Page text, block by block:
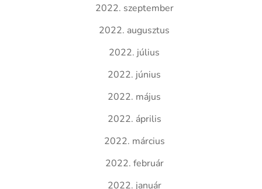
2022. szeptember
2022. augusztus
2022. július
2022. június
2022. május
2022. április
2022. március
2022. február
2022. január